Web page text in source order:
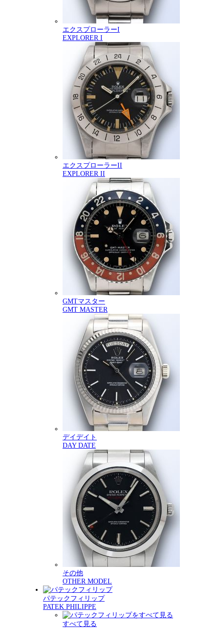
エクスプローラーI
EXPLORER I
エクスプローラーII
EXPLORER II
GMTマスター
GMT MASTER
デイデイト
DAY DATE
その他
OTHER MODEL
パテックフィリップ
PATEK PHILIPPE
すべて見る